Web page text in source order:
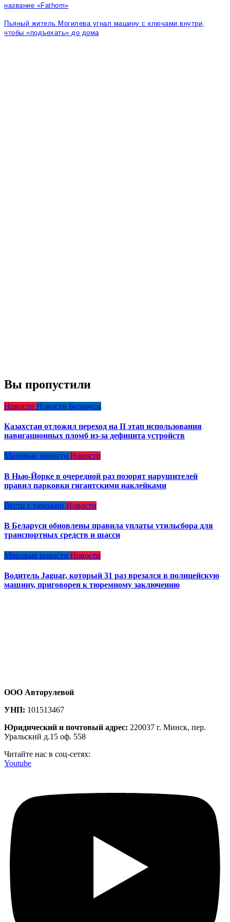
название «Fathom»
Пьяный житель Могилева угнал машину с ключами внутри,
чтобы «подъехать» до дома
Вы пропустили
Новости Новости Беларуси
Казахстан отложил переход на II этап использования
навигационных пломб из-за дефицита устройств
Мировые новости Новости
В Нью-Йорке в очередной раз позорят нарушителей
правил парковки гигантскими наклейками
Вести с таможни Новости
В Беларуси обновлены правила уплаты утильсбора для
транспортных средств и шасси
Мировые новости Новости
Водитель Jaguar, который 31 раз врезался в полицейскую
машину, приговорен к тюремному заключению
ООО Авторулевой
УНП: 101513467
Юридический и почтовый адрес: 220037 г. Минск, пер.
Уральский д.15 оф. 558
Читайте нас в соц-сетях:
Youtube